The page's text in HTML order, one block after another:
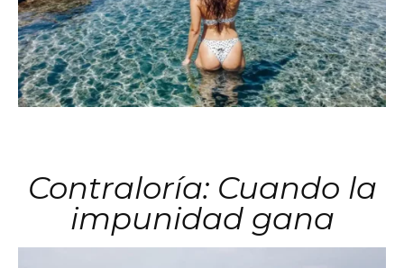
Contraloría: Cuando la
impunidad gana